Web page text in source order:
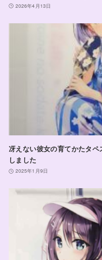
2026年4月13日
冴えない彼女の育てかたタ
しました
2025年1月9日